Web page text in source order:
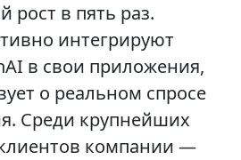
рост в пять раз.
интегрируют
в свои приложения,
о реальном спросе
Среди крупнейших
компании —